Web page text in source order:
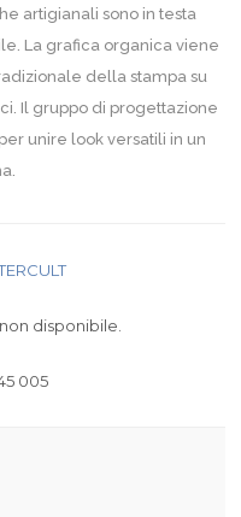
artigianali sono in testa
La grafica organica viene
della stampa su
Il gruppo di progettazione
unire look versatili in un
disponibile.
005